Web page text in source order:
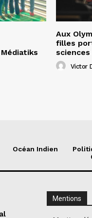
Aux
filles
Victor
Océan Indien
Mentions